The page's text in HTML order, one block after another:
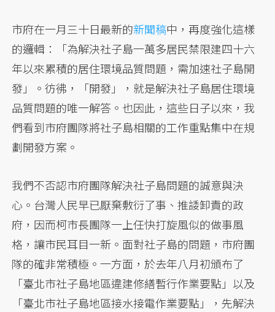
市府在一月三十日最新的新聞稿中，再度強化這樣
的邏輯：「為解決社子島一萬多居民禁限建四十六
年以來累積的居住環境品質問題，需加速社子島開
發」。彷彿，「開發」，就是解決社子島居住環境
品質問題的唯一解答。也因此，這些日子以來，我
們看到市府團隊將社子島相關的工作重點集中在規
劃開發方案。
我們不否認市府團隊解決社子島問題的誠意與決
心。台灣人民早已厭棄敷衍了事、推諉卸責的政
府，因而柯市長團隊一上任快打旋風似的做事風
格，讓市民耳目一新。面對社子島的問題，市府團
隊的確非常積極。一方面，於去年八月初頒布了
「臺北市社子島地區違建修繕暫行作業要點」以及
「臺北市社子島地區接水接電作業要點」，先解決